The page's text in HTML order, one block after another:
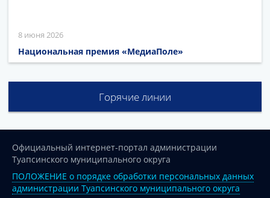
8 июня 2026
Национальная премия «МедиаПоле»
Горячие линии
Официальный интернет-портал администрации
Туапсинского муниципального округа
ПОЛОЖЕНИЕ о порядке обработки персональных данных
администрации Туапсинского муниципального округа